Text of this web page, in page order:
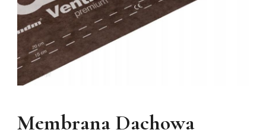
Membrana Dachowa